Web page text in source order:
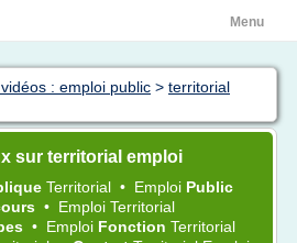
Menu
: emploi public > territorial
sur territorial emploi
Territorial • Emploi Public
• Emploi Territorial
• Emploi Fonction Territorial